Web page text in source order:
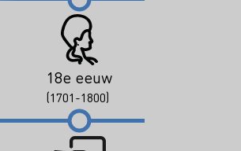
18e eeuw
(1701-1800)